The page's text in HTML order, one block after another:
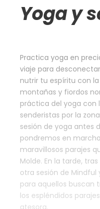
Yoga y
Practica yoga en
viaje para
nutrir tu espíritu con
montañas y fiordos
práctica del yoga con
senderistas por la
sesión de yoga antes
pondremos en
maravillosos parajes
Molde. En la tarde,
otra sesión de Mindful
para aquellos buscan
los espléndidos
atesora.